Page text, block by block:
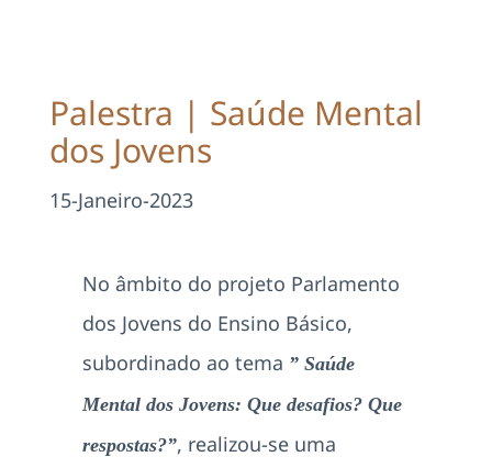
Área Reservada
Pesquisar
Palestra | Saúde Mental
dos Jovens
15-Janeiro-2023
No âmbito do projeto Parlamento
dos Jovens do Ensino Básico,
subordinado ao tema ” Saúde
Mental dos Jovens: Que desafios? Que
respostas?”, realizou-se uma